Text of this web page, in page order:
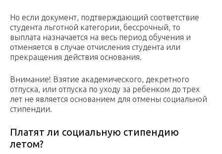
Но если документ, подтверждающий соответствие
студента льготной категории, бессрочный, то
выплата назначается на весь период обучения и
отменяется в случае отчисления студента или
прекращения действия основания.
Внимание! Взятие академического, декретного
отпуска, или отпуска по уходу за ребенком до трех
лет не является основанием для отмены социальной
стипендии.
Платят ли социальную стипендию
летом?